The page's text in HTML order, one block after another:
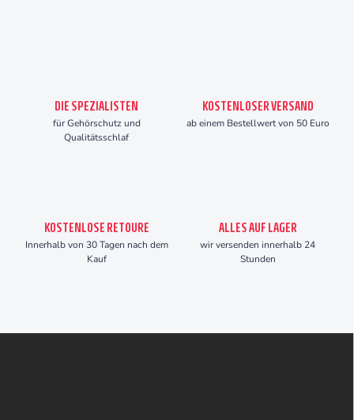
DIE SPEZIALISTEN
für Gehörschutz und
Qualitätsschlaf
KOSTENLOSER VERSAND
ab einem Bestellwert von 50 Euro
KOSTENLOSE RETOURE
Innerhalb von 30 Tagen nach dem
Kauf
ALLES AUF LAGER
wir versenden innerhalb 24
Stunden